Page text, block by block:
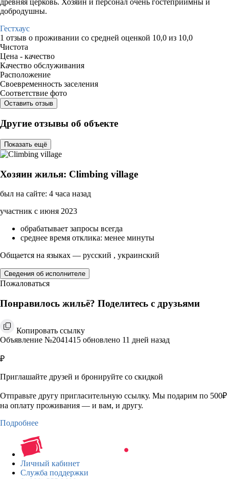
добродушны.
Гестхаус
1 отзыв о проживании со средней оценкой 10,0 из 10,0
Чистота
Цена - качество
Качество обслуживания
Расположение
Своевременность заселения
Соответствие фото
Оставить отзыв
Другие отзывы об объекте
Показать ещё
Хозяин жилья: Climbing village
был на сайте: 4 часа назад
участник с июня 2023
обрабатывает запросы всегда
среднее время отклика: менее минуты
Общается на языках — русский , украинский
Сведения об исполнителе
Пожаловаться
Понравилось жильё? Поделитесь с друзьями
Копировать ссылку
Объявление №2041415 обновлено 11 дней назад
₽
Приглашайте друзей и бронируйте со скидкой
Отправьте другу пригласительную ссылку. Мы подарим по 500₽
на оплату проживания — и вам, и другу.
Подробнее
Личный кабинет
Служба поддержки